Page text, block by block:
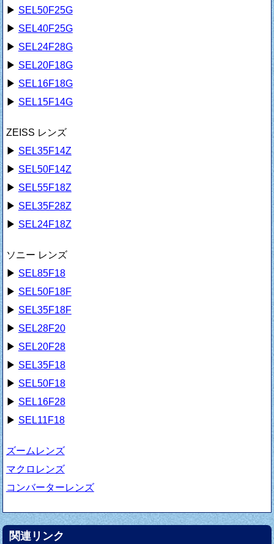
▶ SEL50F25G
▶ SEL40F25G
▶ SEL24F28G
▶ SEL20F18G
▶ SEL16F18G
▶ SEL15F14G
ZEISS レンズ
▶ SEL35F14Z
▶ SEL50F14Z
▶ SEL55F18Z
▶ SEL35F28Z
▶ SEL24F18Z
ソニー レンズ
▶ SEL85F18
▶ SEL50F18F
▶ SEL35F18F
▶ SEL28F20
▶ SEL20F28
▶ SEL35F18
▶ SEL50F18
▶ SEL16F28
▶ SEL11F18
ズームレンズ
マクロレンズ
コンバーターレンズ
関連リンク